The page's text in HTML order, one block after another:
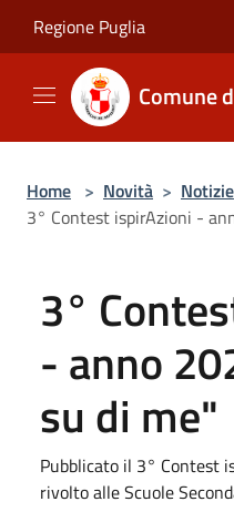
Regione Puglia
Comune
Home > Novità > Notizie
3° Contest ispirAzioni -
3°
- anno
su di me"
Pubblicato il 3° Contest
rivolto alle Scuole